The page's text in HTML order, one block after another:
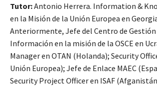
Tutor:Antonio Herrera. Information &
en la Misión de la Unión Europea en
Anteriormente, Jefe del Centro de Gestión
Información en la misión de la OSCE en
Manager en OTAN (Holanda); Security
Unión Europea); Jefe de Enlace MAEC
Security Project Officer en ISAF